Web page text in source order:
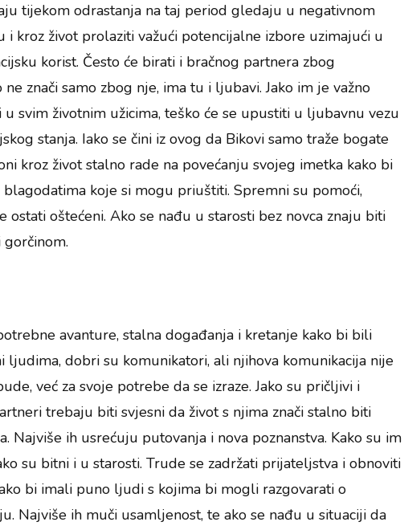
tijekom odrastanja na taj period gledaju u negativnom
i kroz život prolaziti važući potencijalne izbore uzimajući u
korist. Često će birati i bračnog partnera zbog
znači samo zbog nje, ima tu i ljubavi. Jako im je važno
u svim životnim užicima, teško će se upustiti u ljubavnu vezu
stanja. Iako se čini iz ovog da Bikovi samo traže bogate
kroz život stalno rade na povećanju svojeg imetka kako bi
koje si mogu priuštiti. Spremni su pomoći,
ostati oštećeni. Ako se nađu u starosti bez novca znaju biti
avanture, stalna događanja i kretanje kako bi bili
ljudima, dobri su komunikatori, ali njihova komunikacija nije
već za svoje potrebe da se izraze. Jako su pričljivi i
trebaju biti svjesni da život s njima znači stalno biti
Najviše ih usrećuju putovanja i nova poznanstva. Kako su im
su bitni i u starosti. Trude se zadržati prijateljstva i obnoviti
bi imali puno ljudi s kojima bi mogli razgovarati o
Najviše ih muči usamljenost, te ako se nađu u situaciji da